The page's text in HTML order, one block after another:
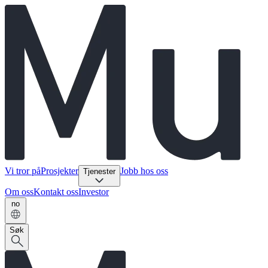
Vi tror påProsjekter Tjenester Jobb hos oss
Om ossKontakt ossInvestor
no
Søk